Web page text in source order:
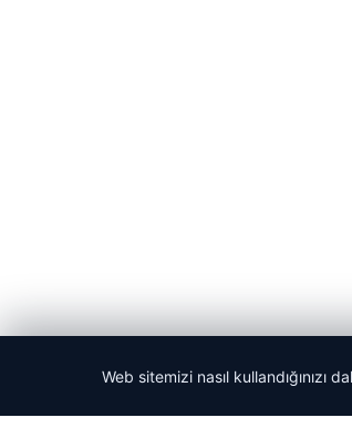
© 2026 Yerel Gazetesi
Web sitemizi nasıl